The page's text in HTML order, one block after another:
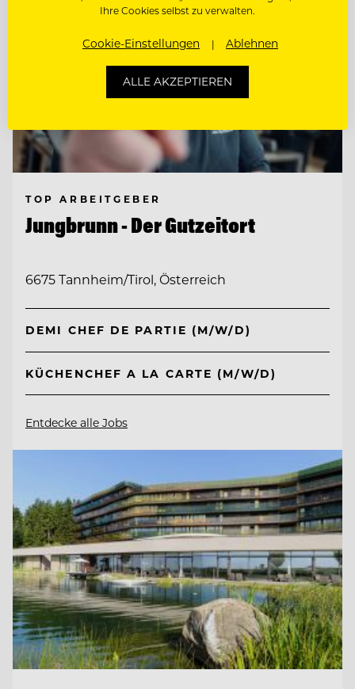
TOP ARBEITGEBER
Jungbrunn - Der Gutzeitort
6675 Tannheim/Tirol, Österreich
DEMI CHEF DE PARTIE (M/W/D)
KÜCHENCHEF A LA CARTE (M/W/D)
Entdecke alle Jobs
Ihre Cookies selbst zu verwalten.
Cookie-Einstellungen Ablehnen
ALLE AKZEPTIEREN